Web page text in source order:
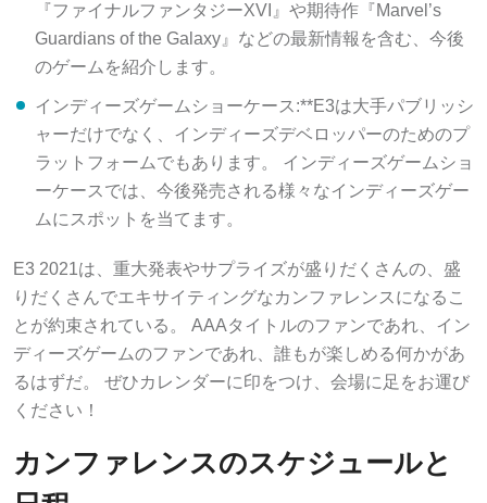
『ファイナルファンタジーXVI』や期待作『Marvel’s
Guardians of the Galaxy』などの最新情報を含む、今後
のゲームを紹介します。
インディーズゲームショーケース:**E3は大手パブリッシ
ャーだけでなく、インディーズデベロッパーのためのプ
ラットフォームでもあります。 インディーズゲームショ
ーケースでは、今後発売される様々なインディーズゲー
ムにスポットを当てます。
E3 2021は、重大発表やサプライズが盛りだくさんの、盛
りだくさんでエキサイティングなカンファレンスになるこ
とが約束されている。 AAAタイトルのファンであれ、イン
ディーズゲームのファンであれ、誰もが楽しめる何かがあ
るはずだ。 ぜひカレンダーに印をつけ、会場に足をお運び
ください！
カンファレンスのスケジュールと